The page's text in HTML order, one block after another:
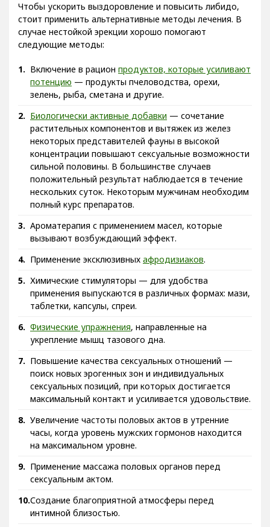
Чтобы ускорить выздоровление и повысить либидо,
стоит применить альтернативные методы лечения. В
случае нестойкой эрекции хорошо помогают
следующие методы:
Включение в рацион продуктов, которые усиливают
потенцию — продукты пчеловодства, орехи,
зелень, рыба, сметана и другие.
Биологически активные добавки — сочетание
растительных компонентов и вытяжек из желез
некоторых представителей фауны в высокой
концентрации повышают сексуальные возможности
сильной половины. В большинстве случаев
положительный результат наблюдается в течение
нескольких суток. Некоторым мужчинам необходим
полный курс препаратов.
Ароматерапия с применением масел, которые
вызывают возбуждающий эффект.
Применение эксклюзивных афродизиаков.
Химические стимуляторы — для удобства
применения выпускаются в различных формах: мази,
таблетки, капсулы, спреи.
Физические упражнения, направленные на
укрепление мышц тазового дна.
Повышение качества сексуальных отношений —
поиск новых эрогенных зон и индивидуальных
сексуальных позиций, при которых достигается
максимальный контакт и усиливается удовольствие.
Увеличение частоты половых актов в утренние
часы, когда уровень мужских гормонов находится
на максимальном уровне.
Применение массажа половых органов перед
сексуальным актом.
Создание благоприятной атмосферы перед
интимной близостью.